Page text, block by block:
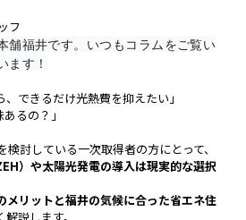
フ
舗福井です。いつもコラムをご覧い
ます！
、できるだけ光熱費を抑えたい」
るの？」
討している一次取得者の方にとって、
）や太陽光発電の導入は現実的な選択
メリットと福井の気候に合った省エネ住